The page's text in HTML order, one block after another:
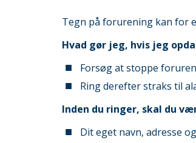
Tegn på forurening kan for
Hvad gør jeg, hvis jeg
Forsøg at stoppe
Ring derefter straks til
Inden du ringer, skal du
Dit eget navn, adresse